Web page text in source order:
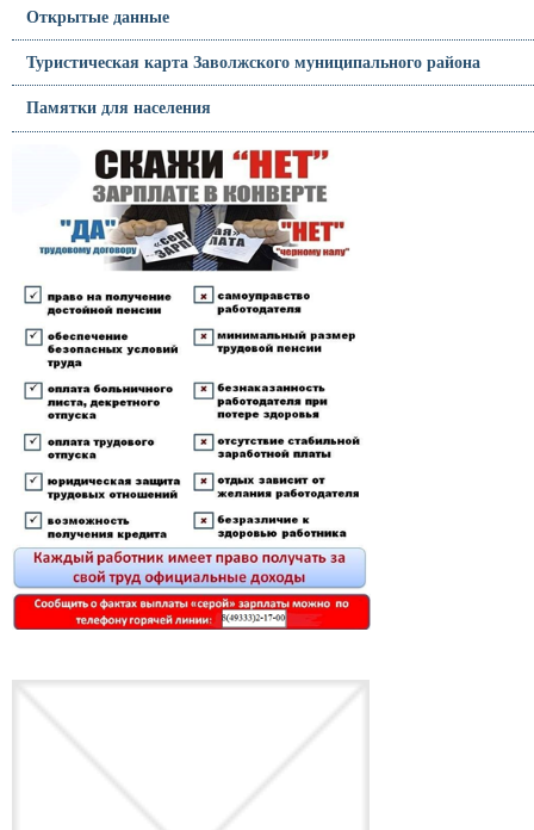
Открытые данные
Туристическая карта Заволжского муниципального района
Памятки для населения